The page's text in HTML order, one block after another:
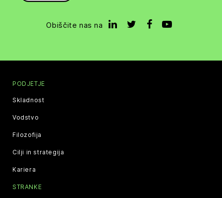
Obiščite nas na
PODJETJE
Skladnost
Vodstvo
Filozofija
Cilji in strategija
Kariera
STRANKE